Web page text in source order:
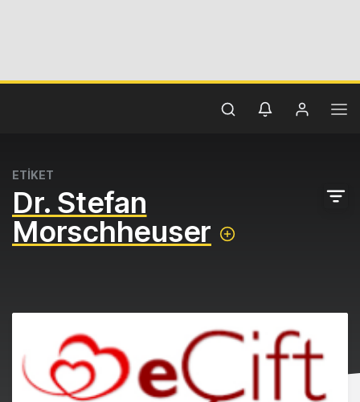
ETİKET
Dr. Stefan
Morschheuser